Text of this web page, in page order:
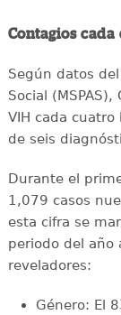
Contagios cada
Según datos
Social
VIH cada
de seis
Durante el
1,079 casos
esta cifra se
periodo del año
reveladores:
Género: El